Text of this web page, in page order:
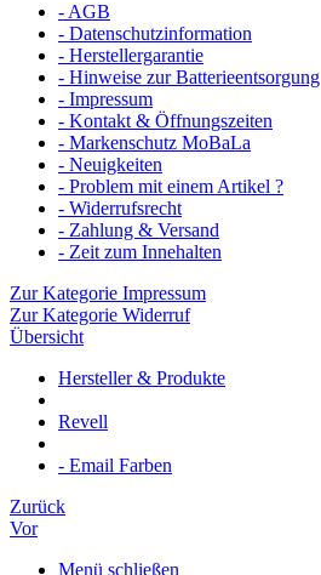
- AGB
- Datenschutzinformation
- Herstellergarantie
- Hinweise zur Batterieentsorgung
- Impressum
- Kontakt & Öffnungszeiten
- Markenschutz MoBaLa
- Neuigkeiten
- Problem mit einem Artikel ?
- Widerrufsrecht
- Zahlung & Versand
- Zeit zum Innehalten
Zur Kategorie Impressum
Zur Kategorie Widerruf
Übersicht
Hersteller & Produkte
Revell
- Email Farben
Zurück
Vor
Menü schließen